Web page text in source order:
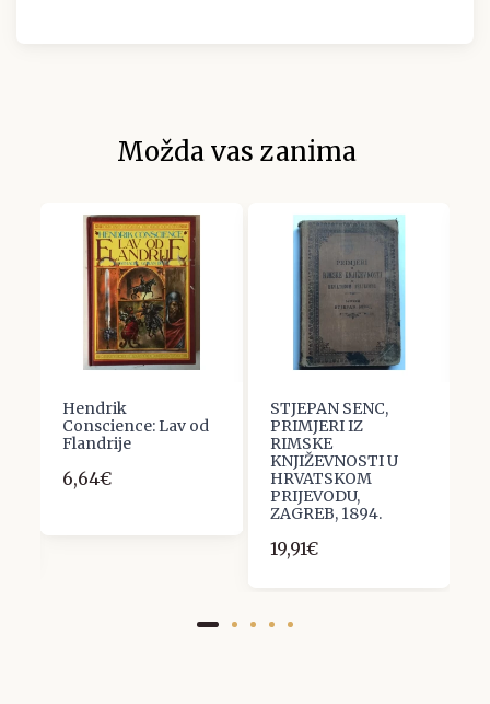
Možda vas zanima
Hendrik
Conscience: Lav od
Flandrije
6,64€
STJEPAN SENC,
PRIMJERI IZ
RIMSKE
KNJIŽEVNOSTI U
HRVATSKOM
PRIJEVODU,
ZAGREB, 1894.
19,91€